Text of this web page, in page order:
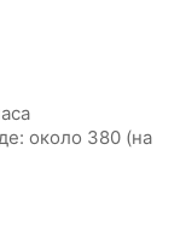
около 380 (на